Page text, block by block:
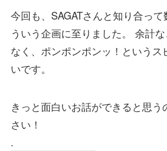
今回も、SAGATさんと知り合っ
ういう企画に至りました。 余計
なく、ポンポンポンッ！というス
いです。
きっと面白いお話ができると思
さい！
.